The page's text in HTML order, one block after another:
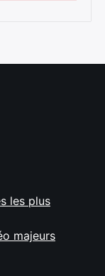
les plus
majeurs